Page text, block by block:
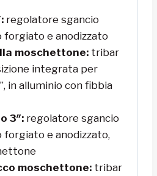
regolatore sgancio
forgiato e anodizzato
moschettone: tribar
integrata per
in alluminio con fibbia
3″: regolatore sgancio
forgiato e anodizzato,
moschettone: tribar